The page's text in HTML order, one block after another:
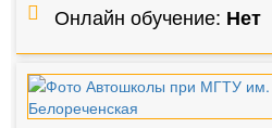
Онлайн обучение: Нет